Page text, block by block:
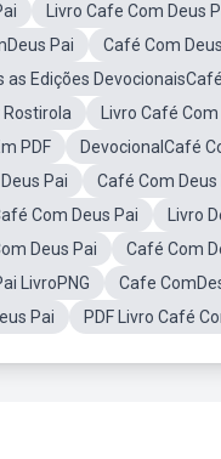
Livro Cafe Com Deus
Pai
Café Com
as Edições
Rostirola
Livro Café
PDF DevocionalCafé
Pai Café Com
Com Deus Pai
Livro
Deus Pai Café Com
LivroPNG Cafe
Pai PDF Livro Café